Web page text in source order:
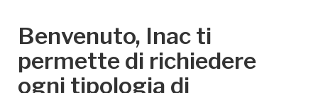
Benvenuto, Inac ti
permette di richiedere
ogni tipologia di